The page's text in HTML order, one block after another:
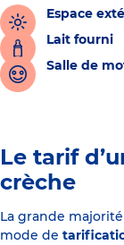
Espace
Lait fourni
Salle de
Le tarif
crèche
La grande
mode de